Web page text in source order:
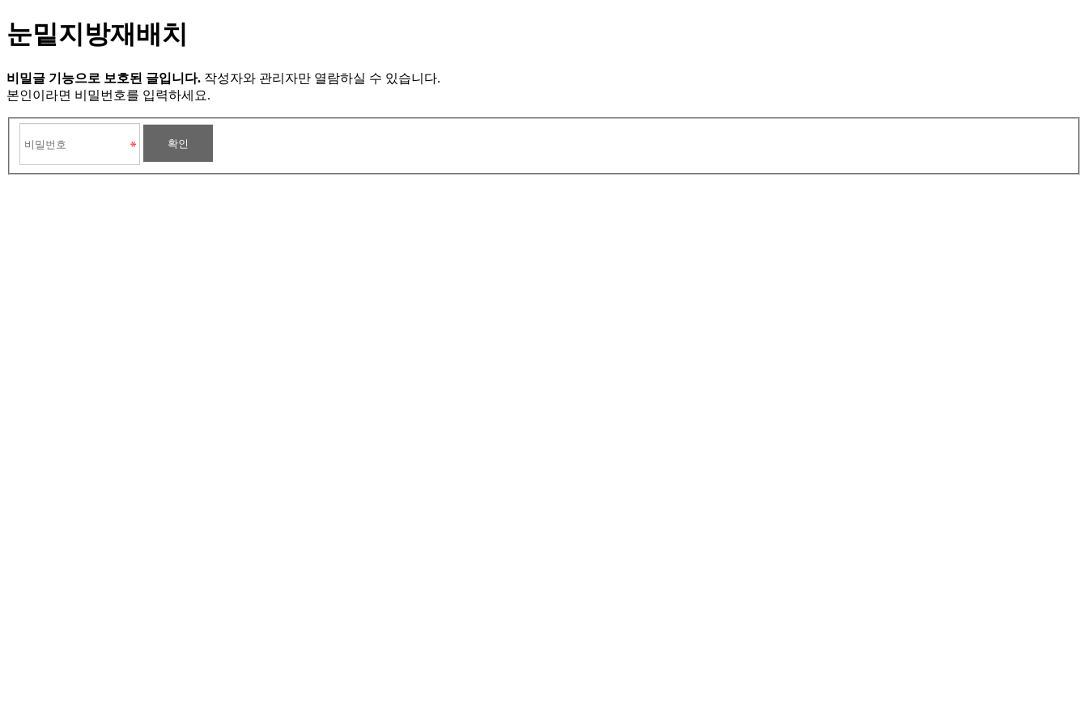
눈밑지방재배치
비밀글 기능으로 보호된 글입니다. 작성자와 관리자만 열람하실 수 있습니다.
본인이라면 비밀번호를 입력하세요.